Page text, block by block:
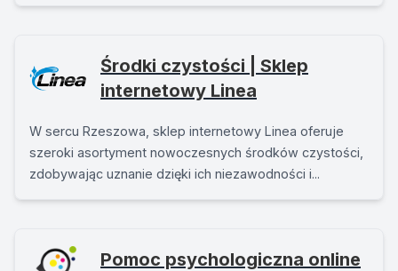
Środki czystości | Sklep
internetowy Linea
W sercu Rzeszowa, sklep internetowy Linea oferuje
szeroki asortyment nowoczesnych środków czystości,
zdobywając uznanie dzięki ich niezawodności i...
Pomoc psychologiczna online